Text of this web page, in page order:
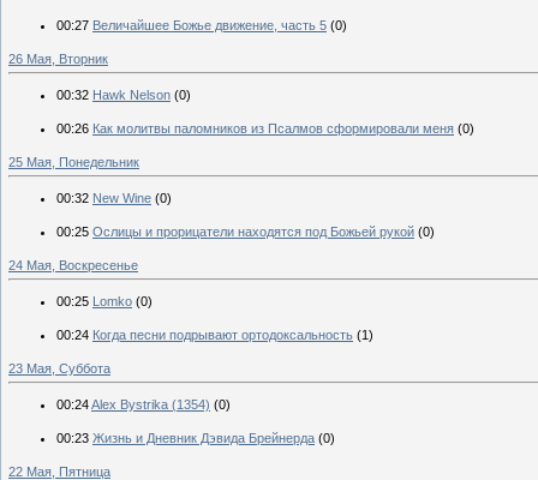
00:27 Величайшее Божье движение, часть 5 (0)
26 Мая, Вторник
00:32 Hawk Nelson (0)
00:26 Как молитвы паломников из Псалмов сформировали меня (0)
25 Мая, Понедельник
00:32 New Wine (0)
00:25 Ослицы и прорицатели находятся под Божьей рукой (0)
24 Мая, Воскресенье
00:25 Lomko (0)
00:24 Когда песни подрывают ортодоксальность (1)
23 Мая, Суббота
00:24Alex Bystrika (1354) (0)
00:23 Жизнь и Дневник Дэвида Брейнерда (0)
22 Мая, Пятница